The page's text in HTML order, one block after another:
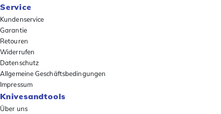
Service
Kundenservice
Garantie
Retouren
Widerrufen
Datenschutz
Allgemeine Geschäftsbedingungen
Impressum
Knivesandtools
Über uns